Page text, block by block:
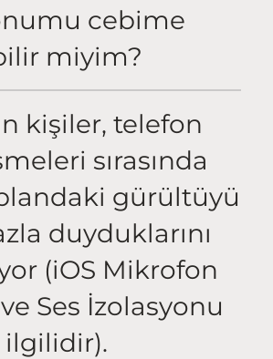
cebime
miyim?
kişiler, telefon
sırasında
gürültüyü
duyduklarını
(iOS Mikrofon
Ses İzolasyonu
ilgilidir).